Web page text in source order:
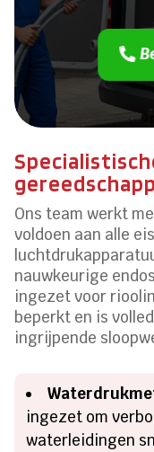
Ons team werkt
voldoen aan alle
nauwkeurige
ingezet voor
beperkt en is
ingrijpende
ingezet om
waterleidingen